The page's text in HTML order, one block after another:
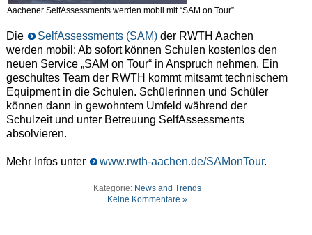
Aachener SelfAssessments werden mobil mit “SAM on Tour”.
Die SelfAssessments (SAM)der RWTH Aachen
werden mobil: Ab sofort können Schulen kostenlos den
neuen Service „SAM on Tour“ in Anspruch nehmen. Ein
geschultes Team der RWTH kommt mitsamt technischem
Equipment in die Schulen. Schülerinnen und Schüler
können dann in gewohntem Umfeld während der
Schulzeit und unter Betreuung SelfAssessments
absolvieren.
Mehr Infos unter www.rwth-aachen.de/SAMonTour.
Kategorie: News and Trends
Keine Kommentare »